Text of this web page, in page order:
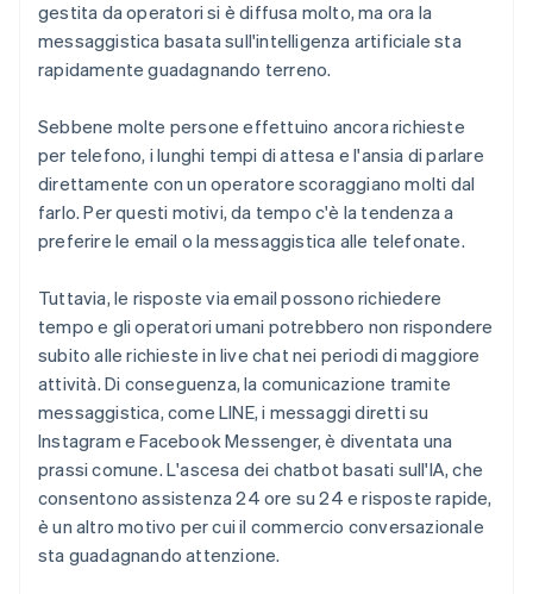
gestita da operatori si è diffusa molto, ma ora la
messaggistica basata sull'intelligenza artificiale sta
rapidamente guadagnando terreno.
Sebbene molte persone effettuino ancora richieste
per telefono, i lunghi tempi di attesa e l'ansia di parlare
direttamente con un operatore scoraggiano molti dal
farlo. Per questi motivi, da tempo c'è la tendenza a
preferire le email o la messaggistica alle telefonate.
Tuttavia, le risposte via email possono richiedere
tempo e gli operatori umani potrebbero non rispondere
subito alle richieste in live chat nei periodi di maggiore
attività. Di conseguenza, la comunicazione tramite
messaggistica, come LINE, i messaggi diretti su
Instagram e Facebook Messenger, è diventata una
prassi comune. L'ascesa dei chatbot basati sull'IA, che
consentono assistenza 24 ore su 24 e risposte rapide,
è un altro motivo per cui il commercio conversazionale
sta guadagnando attenzione.